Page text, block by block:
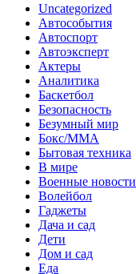
Uncategorized
Автособытия
Автоспорт
Автоэксперт
Актеры
Аналитика
Баскетбол
Безопасность
Безумный мир
Бокс/MMA
Бытовая техника
В мире
Военные новости
Волейбол
Гаджеты
Дача и сад
Дети
Дом и сад
Еда